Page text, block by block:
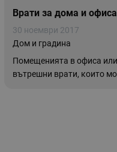
Врати за дома и офиса
30 ноември 2017
Дом и градина
Помещенията в офиса
вътрешни врати, които